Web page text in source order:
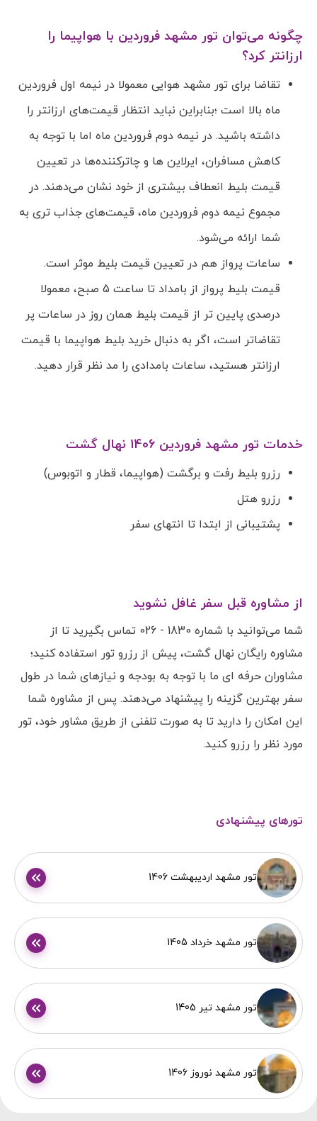
چگونه می‌توان تور مشهد فروردین با هواپیما را
ارزانتر کرد؟
تقاضا برای تور مشهد هوایی معمولا در نیمه اول فروردین
ماه بالا است ؛بنابراین نباید انتظار قیمت‌های ارزانتر را
داشته باشید. در نیمه دوم فروردین ماه اما با توجه به
کاهش مسافران، ایرلاین ها و چاترکننده‌ها در تعیین
قیمت بلیط انعطاف بیشتری از خود نشان می‌دهند. در
مجموع نیمه دوم فروردین ماه، قیمت‌های جذاب تری به
شما ارائه می‌شود.
ساعات پرواز هم در تعیین قیمت بلیط موثر است.
قیمت بلیط پرواز از بامداد تا ساعت 5 صبح، معمولا
درصدی پایین تر از قیمت بلیط همان روز در ساعات پر
تقاضاتر است، اگر به دنبال خرید بلیط هواپیما با قیمت
ارزانتر هستید، ساعات بامدادی را مد نظر قرار دهید.
خدمات تور مشهد فروردین 1406 نهال گشت
رزرو بلیط رفت و برگشت (هواپیما، قطار و اتوبوس)
رزرو هتل‌
پشتیبانی از ابتدا تا انتهای سفر
از مشاوره قبل سفر غافل نشوید
شما می‌توانید با شماره 1830 - 026 تماس بگیرید تا از
مشاوره رایگان نهال گشت، پیش از رزرو تور استفاده کنید؛
مشاوران حرفه ای ما با توجه به بودجه و نیازهای شما در طول
سفر بهترین گزینه را پیشنهاد می‌دهند. پس از مشاوره شما
این امکان را دارید تا به صورت تلفنی از طریق مشاور خود، تور
مورد نظر را رزرو کنید.
تورهای پیشنهادی
تور مشهد اردیبهشت 1406
تور مشهد خرداد 1405
تور مشهد تیر 1405
تور مشهد نوروز 1406